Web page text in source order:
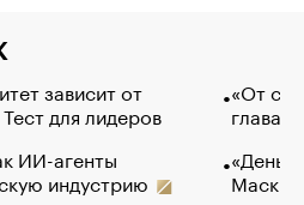
зависит от
для лидеров
ИИ-агенты
индустрию
«От
глава
Маск в